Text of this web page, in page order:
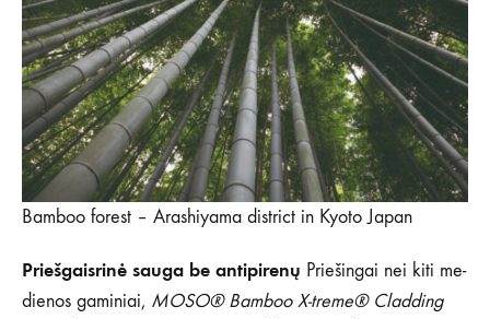
Bamboo forest – Arashiyama district in Kyoto Japan
Priešgaisrinė sauga be antipirenų Priešingai nei kiti me-
dienos gaminiai, MOSO® Bamboo X-treme® Cladding